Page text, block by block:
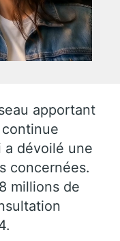
apportant
continue
a dévoilé une
concernées.
millions de